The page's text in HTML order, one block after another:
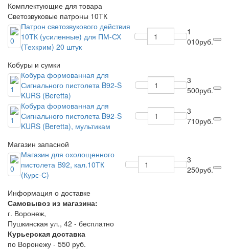
Комплектующие для товара
Светозвуковые патроны 10ТК
Патрон светозвукового действия
10ТК (усиленные) для ПМ-СХ
(Техкрим) 20 штук
1
010руб.
Кобуры и сумки
Кобура формованная для
Сигнального пистолета B92-S
KURS (Beretta)
3
500руб.
Кобура формованная для
Сигнального пистолета B92-S
KURS (Beretta), мультикам
3
710руб.
Магазин запасной
Магазин для охолощенного
пистолета B92, кал.10ТК
(Курс-С)
3
250руб.
Информация о доставке
Самовывоз из магазина:
г. Воронеж,
Пушкинская ул., 42 - бесплатно
Курьерская доставка
по Воронежу - 550 руб.